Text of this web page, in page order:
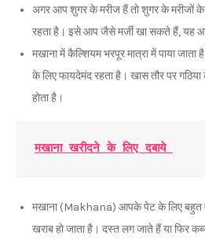
अगर आप शुगर के मरीज हैं तो शुगर के मरीजों के
रहता है। इसे आप जैसे मर्जी खा सकते हैं, यह
मखाना में कैल्शियम भरपूर मात्रा में पाया
के लिए फायदेमंद रहता है। खास तौर पर
होता है।
मखाना खरीदने के लिए दबाये
मखाना (Makhana) आपके पेट के लिए बहुत
खराब हो जाता है। दस्त लग जाते हैं या फिर